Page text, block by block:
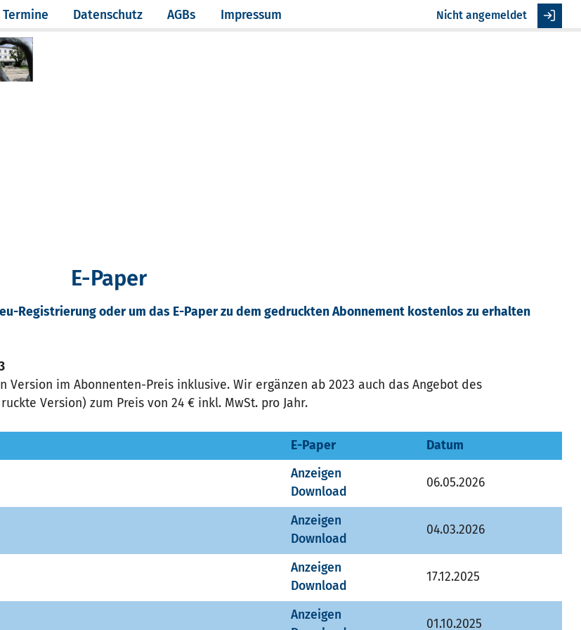
Termine Datenschutz AGBs Impressum Nicht angemeldet
E-Paper
Registrierung oder um das E-Paper zu dem gedruckten Abonnement kostenlos zu erhalten
im Abonnenten-Preis inklusive. Wir ergänzen ab 2023 auch das Angebot des
Version) zum Preis von 24 € inkl. MwSt. pro Jahr.
E-Paper Datum
Anzeigen
Download
06.05.2026
Anzeigen
Download
04.03.2026
Anzeigen
Download
17.12.2025
Anzeigen
01.10.2025